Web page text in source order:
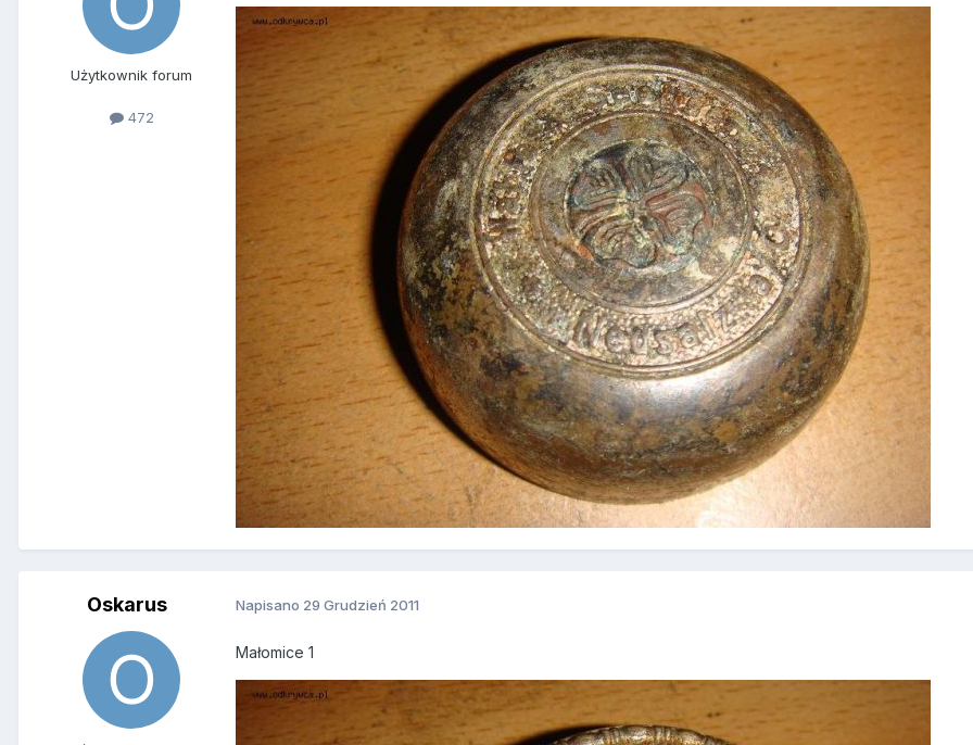
Użytkownik forum
472
Oskarus Napisano 29 Grudzień 2011
Małomice 1